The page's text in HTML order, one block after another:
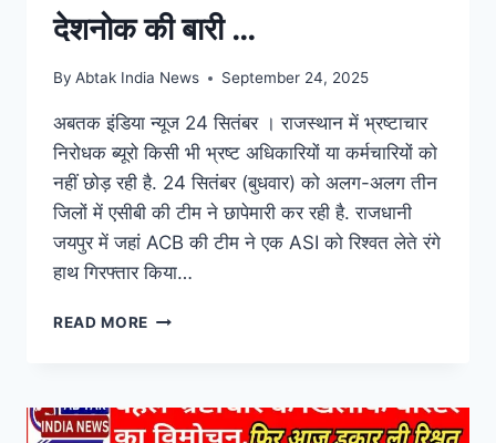
देशनोक की बारी …
By Abtak India News September 24, 2025
अबतक इंडिया न्यूज 24 सितंबर । राजस्थान में भ्रष्टाचार
निरोधक ब्यूरो किसी भी भ्रष्ट अधिकारियों या कर्मचारियों को
नहीं छोड़ रही है. 24 सितंबर (बुधवार) को अलग-अलग तीन
जिलों में एसीबी की टीम ने छापेमारी कर रही है. राजधानी
जयपुर में जहां ACB की टीम ने एक ASI को रिश्वत लेते रंगे
हाथ गिरफ्तार किया…
READ MORE